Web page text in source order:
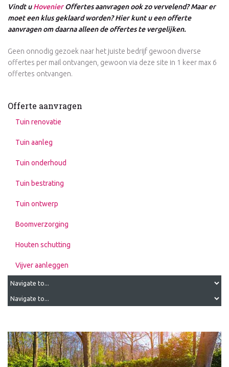
Vindt uHovenierOffertes aanvragen ook zo vervelend? Maar er
moet een klus geklaard worden? Hier kunt u een offerte
aanvragen om daarna alleen de offertes te vergelijken.
Geen onnodig gezoek naar het juiste bedrijf gewoon diverse
offertes per mail ontvangen, gewoon via deze site in 1 keer max 6
offertes ontvangen.
Offerte aanvragen
Tuin renovatie
Tuin aanleg
Tuin onderhoud
Tuin bestrating
Tuin ontwerp
Boomverzorging
Houten schutting
Vijver aanleggen